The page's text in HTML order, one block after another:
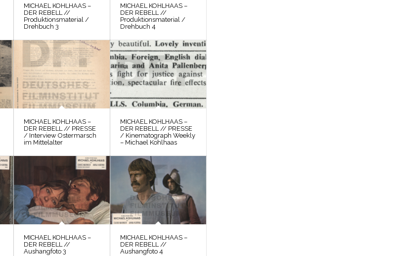
MICHAEL KOHLHAAS –
DER REBELL //
Produktionsmaterial /
Drehbuch 3
MICHAEL KOHLHAAS –
DER REBELL //
Produktionsmaterial /
Drehbuch 4
MICHAEL KOHLHAAS –
DER REBELL // PRESSE
/ Interview Ostermarsch
im Mittelalter
MICHAEL KOHLHAAS –
DER REBELL // PRESSE
/ Kinematograph Weekly
– Michael Kohlhaas
MICHAEL KOHLHAAS –
DER REBELL //
Aushangfoto 3
MICHAEL KOHLHAAS –
DER REBELL //
Aushangfoto 4